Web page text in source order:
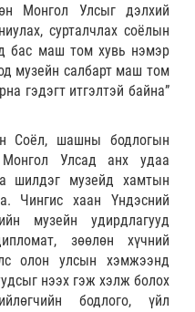
Монгол Улсыг дэлхий
сурталчлах соёлын
бас маш том хувь нэмэр
музейн салбарт маш том
гэдэгт итгэлтэй байна”
Соёл, шашны бодлогын
Улсад анх удаа
шилдэг музейд хамтын
Чингис хаан Үндэсний
музейн удирдлагууд
зөөлөн хүчний
олон улсын хэмжээнд
нээх гэж хэлж болох
бодлого, үйл